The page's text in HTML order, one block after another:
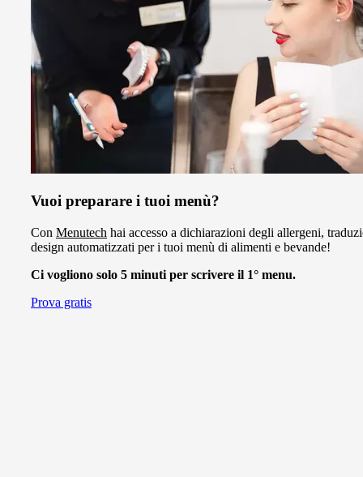
Vuoi preparare i tuoi menù?
Con Menutech hai accesso a dichiarazioni degli allergeni,
design automatizzati per i tuoi menù di alimenti e bevande!
Ci vogliono solo 5 minuti per scrivere il 1° menu.
Prova gratis